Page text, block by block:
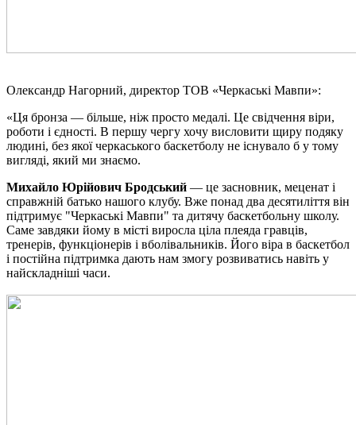
Олександр Нагорний, директор ТОВ «Черкаські Мавпи»:
«Ця бронза — більше, ніж просто медалі. Це свідчення віри,
роботи і єдності. В першу чергу хочу висловити щиру подяку
людині, без якої черкаського баскетболу не існувало б у тому
вигляді, який ми знаємо.
Михайло Юрійович Бродський — це засновник, меценат і
справжній батько нашого клубу. Вже понад два десятиліття він
підтримує "Черкаські Мавпи" та дитячу баскетбольну школу.
Саме завдяки йому в місті виросла ціла плеяда гравців,
тренерів, функціонерів і вболівальників. Його віра в баскетбол
і постійна підтримка дають нам змогу розвиватись навіть у
найскладніші часи.